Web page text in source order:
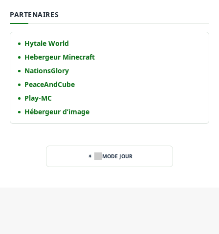
PARTENAIRES
Hytale World
Hebergeur Minecraft
NationsGlory
PeaceAndCube
Play-MC
Hébergeur d’image
MODE JOUR